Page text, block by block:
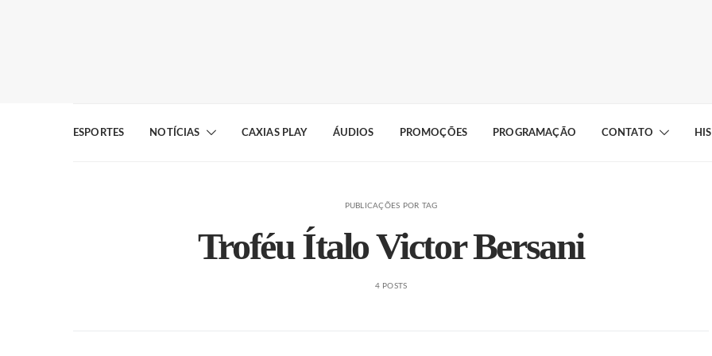
ESPORTES NOTÍCIAS CAXIAS PLAY ÁUDIOS PROMOÇÕES PROGRAMAÇÃO CONTATO
PUBLICAÇÕES POR TAG
Troféu Ítalo Victor Bersani
4 POSTS